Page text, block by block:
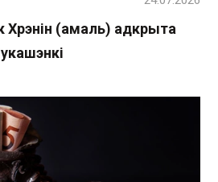
Хрэнін (амаль) адкрыта